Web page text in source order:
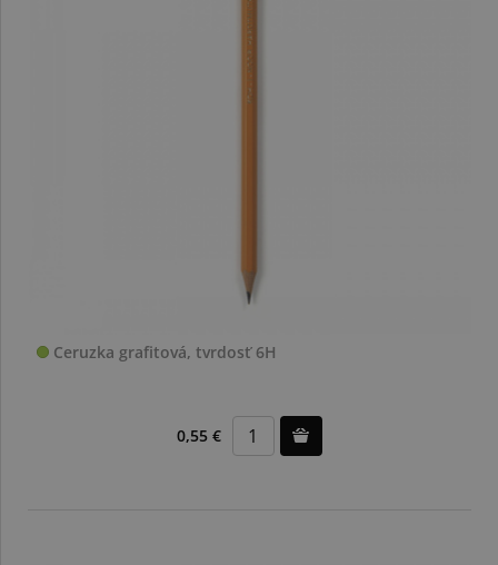
Ceruzka grafitová, tvrdosť 6H
0,55 €